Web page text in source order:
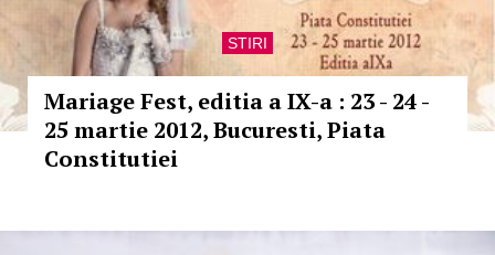
STIRI
Mariage Fest, editia a IX-a : 23 - 24 -
25 martie 2012, Bucuresti, Piata
Constitutiei